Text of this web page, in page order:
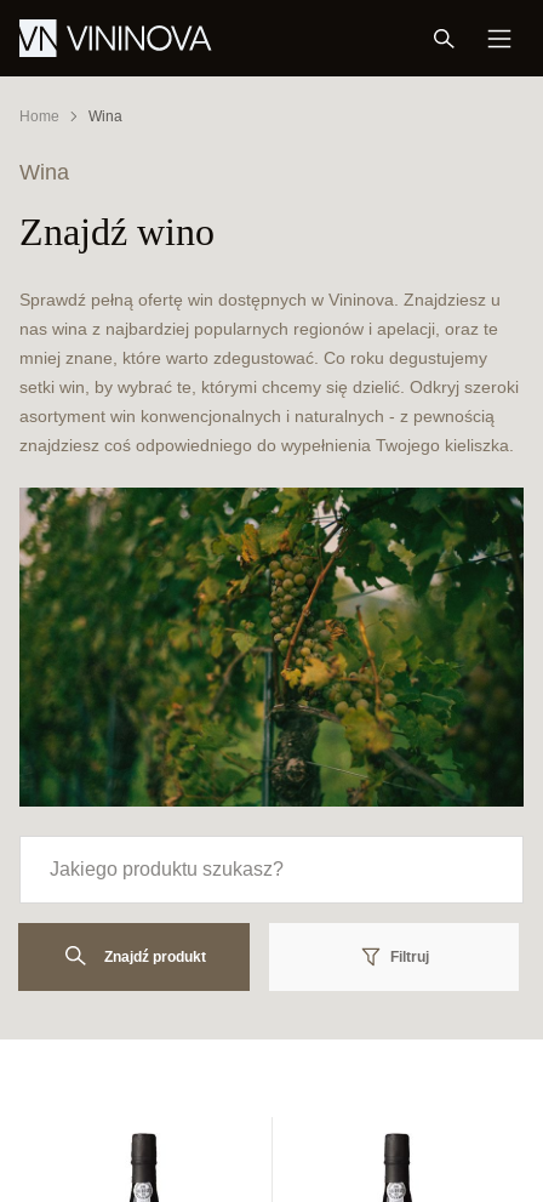
Home Wina
Wina
Znajdź wino
Sprawdź pełną ofertę win dostępnych w Vininova. Znajdziesz u
nas wina z najbardziej popularnych regionów i apelacji, oraz te
mniej znane, które warto zdegustować. Co roku degustujemy
setki win, by wybrać te, którymi chcemy się dzielić. Odkryj szeroki
asortyment win konwencjonalnych i naturalnych - z pewnością
znajdziesz coś odpowiedniego do wypełnienia Twojego kieliszka.
Znajdź produkt Filtruj